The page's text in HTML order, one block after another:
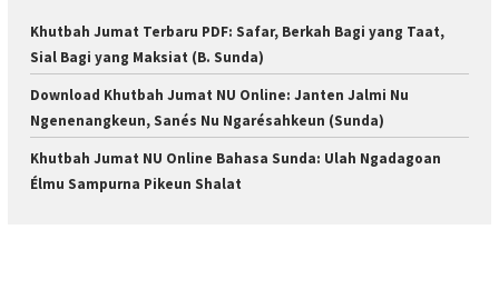
Khutbah Jumat Terbaru PDF: Safar, Berkah Bagi yang Taat,
Sial Bagi yang Maksiat (B. Sunda)
Download Khutbah Jumat NU Online: Janten Jalmi Nu
Ngenenangkeun, Sanés Nu Ngarésahkeun (Sunda)
Khutbah Jumat NU Online Bahasa Sunda: Ulah Ngadagoan
Élmu Sampurna Pikeun Shalat